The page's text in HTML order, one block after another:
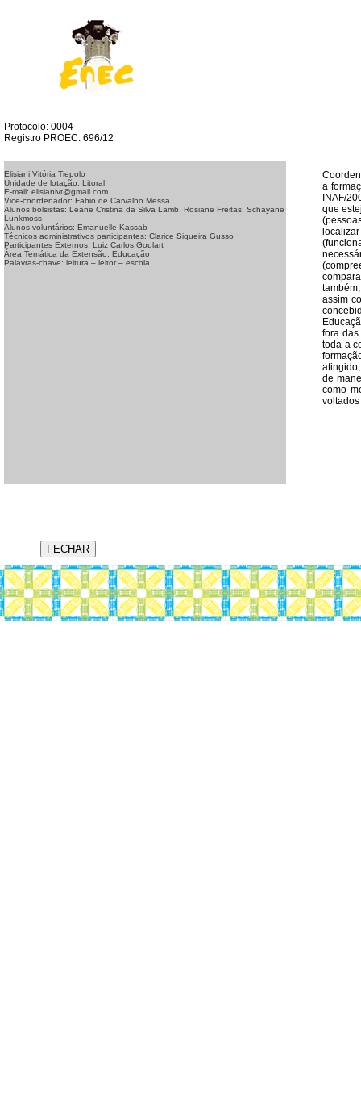
Elisiani Vitória Tiepolo
Unidade de lotação: Litoral
E-mail: elisianivt@gmail.com
Vice-coordenador: Fabio de Carvalho Messa
Alunos bolsistas: Leane Cristina da Silva Lamb, Rosiane Freitas, Schayane
Lunkmoss
Alunos voluntários: Emanuelle Kassab
Técnicos administrativos participantes: Clarice Siqueira Gusso
Participantes Externos: Luiz Carlos Goulart
Área Temática da Extensão: Educação
Palavras-chave: leitura – leitor – escola
a
INAF/
que
assim
fora
toda a
de
como
Protocolo: 0004
Registro PROEC: 696/12